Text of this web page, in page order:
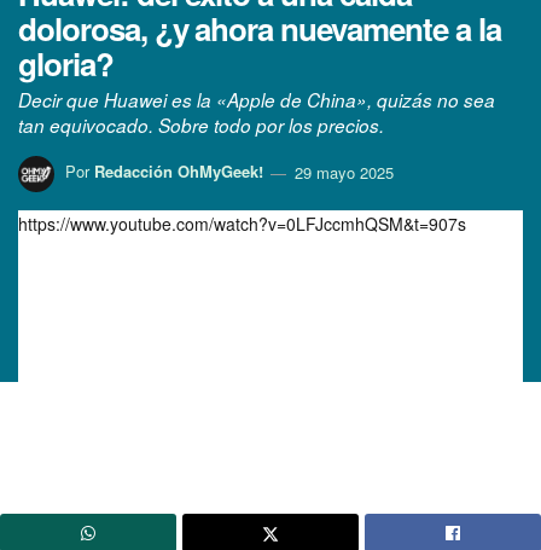
dolorosa, ¿y ahora nuevamente a la
gloria?
Decir que Huawei es la «Apple de China», quizás no sea
tan equivocado. Sobre todo por los precios.
Por Redacción OhMyGeek! 29 mayo 2025
https://www.youtube.com/watch?v=0LFJccmhQSM&t=907s